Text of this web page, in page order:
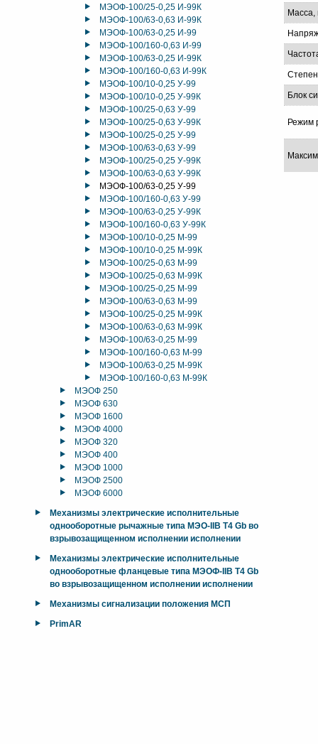
МЭОФ-100/25-0,25 И-99К
МЭОФ-100/63-0,63 И-99К
МЭОФ-100/63-0,25 И-99
МЭОФ-100/160-0,63 И-99
МЭОФ-100/63-0,25 И-99К
МЭОФ-100/160-0,63 И-99К
МЭОФ-100/10-0,25 У-99
МЭОФ-100/10-0,25 У-99К
МЭОФ-100/25-0,63 У-99
МЭОФ-100/25-0,63 У-99К
МЭОФ-100/25-0,25 У-99
МЭОФ-100/63-0,63 У-99
МЭОФ-100/25-0,25 У-99К
МЭОФ-100/63-0,63 У-99К
МЭОФ-100/63-0,25 У-99
МЭОФ-100/160-0,63 У-99
МЭОФ-100/63-0,25 У-99К
МЭОФ-100/160-0,63 У-99К
МЭОФ-100/10-0,25 М-99
МЭОФ-100/10-0,25 М-99К
МЭОФ-100/25-0,63 М-99
МЭОФ-100/25-0,63 М-99К
МЭОФ-100/25-0,25 М-99
МЭОФ-100/63-0,63 М-99
МЭОФ-100/25-0,25 М-99К
МЭОФ-100/63-0,63 М-99К
МЭОФ-100/63-0,25 М-99
МЭОФ-100/160-0,63 М-99
МЭОФ-100/63-0,25 М-99К
МЭОФ-100/160-0,63 М-99К
МЭОФ 250
МЭОФ 630
МЭОФ 1600
МЭОФ 4000
МЭОФ 320
МЭОФ 400
МЭОФ 1000
МЭОФ 2500
МЭОФ 6000
Механизмы электрические исполнительные
однооборотные рычажные типа МЭО-IIB T4 Gb во
взрывозащищенном исполнении исполнении
Механизмы электрические исполнительные
однооборотные фланцевые типа МЭОФ-IIB T4 Gb
во взрывозащищенном исполнении исполнении
Механизмы сигнализации положения МСП
PrimAR
Масса,
Блок
Режим